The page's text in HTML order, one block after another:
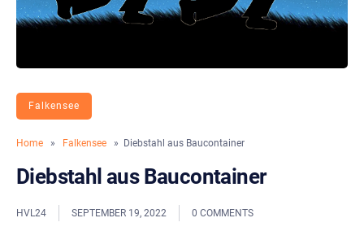
Falkensee
Home » Falkensee » Diebstahl aus Baucontainer
Diebstahl aus Baucontainer
HVL24 SEPTEMBER 19, 2022 0 COMMENTS